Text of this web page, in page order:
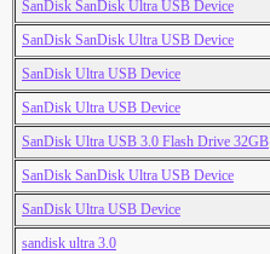
SanDisk SanDisk Ultra USB Device
SanDisk SanDisk Ultra USB Device
SanDisk Ultra USB Device
SanDisk Ultra USB Device
SanDisk Ultra USB 3.0 Flash Drive 32GB
SanDisk SanDisk Ultra USB Device
SanDisk Ultra USB Device
sandisk ultra 3.0